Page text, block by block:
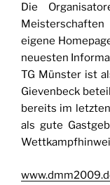
Die
eigene
neuesten
TG Münster ist
Gievenbeck
bereits im
als gute